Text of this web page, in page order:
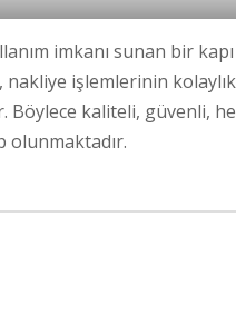
imkanı sunan bir
nakliye işlemlerinin
Böylece kaliteli, güvenli,
olunmaktadır.